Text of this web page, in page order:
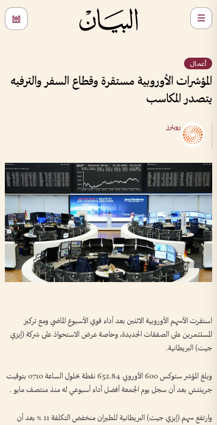
أعمال
المؤشرات الأوروبية مستقرة وقطاع السفر والترفيه
يتصدر المكاسب
رويترز
استقرت الأسهم الأوروبية الاثنين بعد ​أداء قوي الأسبوع الماضي ومع تركيز
المستثمرين ‌على الصفقات ​الجديدة، وخاصة عرض الاستحواذ على شركة (إيزي
جيت) البريطانية.
وبلغ المؤشر ستوكس 600 الأوروبي 652.84 نقطة بحلول الساعة 0710 بتوقيت
جرينتش بعد أن سجل يوم الجمعة أفضل أداء أسبوعي له منذ منتصف مايو ⁠.
وارتفع سهم (إيزي جيت) البريطانية للطيران منخفض التكلفة 11 % بعد أن